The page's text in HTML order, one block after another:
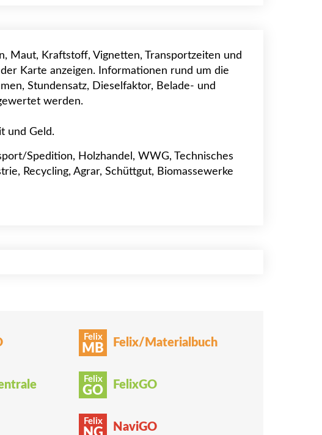
Maut, Kraftstoff, Vignetten, Transportzeiten und
Karte anzeigen. Informationen rund um die
Stundensatz, Dieselfaktor, Belade- und
werden.
und Geld.
Spedition, Holzhandel, WWG, Technisches
Recycling, Agrar, Schüttgut, Biomassewerke
Felix
MB Felix/Materialbuch
Felix
GO FelixGO
Felix NaviGO